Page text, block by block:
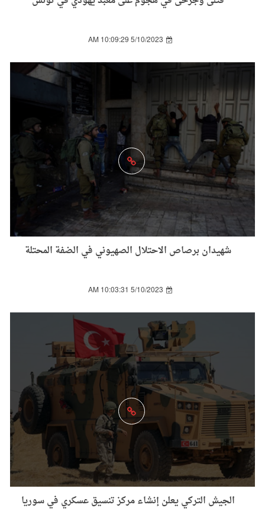
5/10/2023 10:09:29 AM
شهيدان برصاص الاحتلال الصهيوني في الضفة المحتلة
5/10/2023 10:03:31 AM
الجيش التركي يعلن إنشاء مركز تنسيق عسكري في سوريا